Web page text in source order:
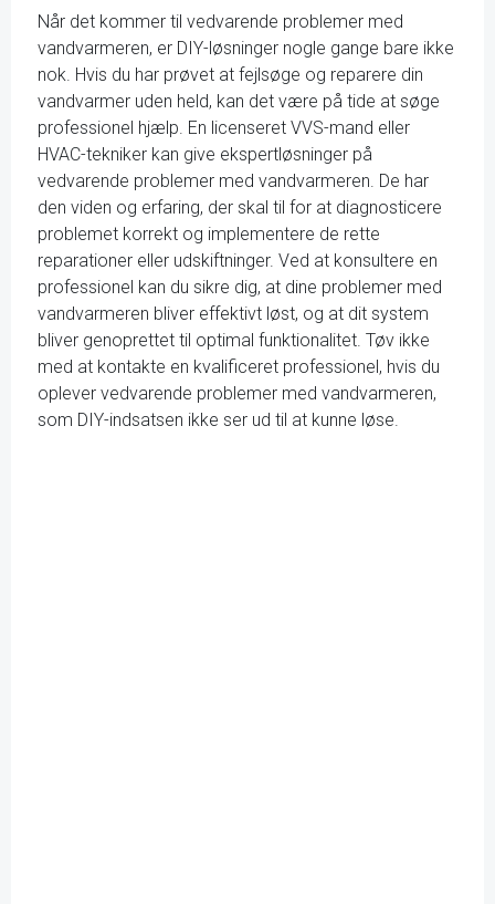
Når det kommer til vedvarende problemer med
vandvarmeren, er DIY-løsninger nogle gange bare ikke
nok. Hvis du har prøvet at fejlsøge og reparere din
vandvarmer uden held, kan det være på tide at søge
professionel hjælp. En licenseret VVS-mand eller
HVAC-tekniker kan give ekspertløsninger på
vedvarende problemer med vandvarmeren. De har
den viden og erfaring, der skal til for at diagnosticere
problemet korrekt og implementere de rette
reparationer eller udskiftninger. Ved at konsultere en
professionel kan du sikre dig, at dine problemer med
vandvarmeren bliver effektivt løst, og at dit system
bliver genoprettet til optimal funktionalitet. Tøv ikke
med at kontakte en kvalificeret professionel, hvis du
oplever vedvarende problemer med vandvarmeren,
som DIY-indsatsen ikke ser ud til at kunne løse.